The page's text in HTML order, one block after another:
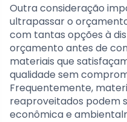
Outra consideração
ultrapassar o
com tantas opções à
orçamento antes de
materiais que
qualidade sem
Frequentemente,
reaproveitados podem
econômica e